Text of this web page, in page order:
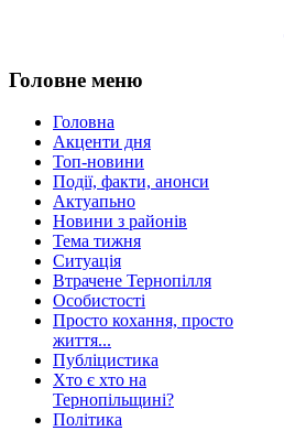
Головне меню
Головна
Акценти дня
Топ-новини
Події, факти, анонси
Актуапьно
Новини з районів
Тема тижня
Ситуація
Втрачене Тернопілля
Особистості
Просто кохання, просто
життя...
Публіцистика
Хто є хто на
Тернопільщині?
Політика